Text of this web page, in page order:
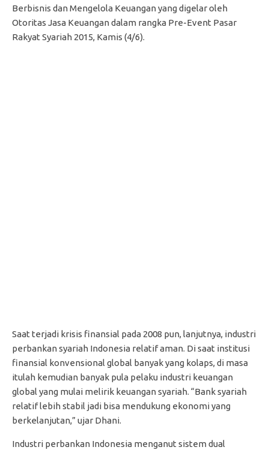
Berbisnis dan Mengelola Keuangan yang digelar oleh
Otoritas Jasa Keuangan dalam rangka Pre-Event Pasar
Rakyat Syariah 2015, Kamis (4/6).
Saat terjadi krisis finansial pada 2008 pun, lanjutnya, industri
perbankan syariah Indonesia relatif aman. Di saat institusi
finansial konvensional global banyak yang kolaps, di masa
itulah kemudian banyak pula pelaku industri keuangan
global yang mulai melirik keuangan syariah. “Bank syariah
relatif lebih stabil jadi bisa mendukung ekonomi yang
berkelanjutan,” ujar Dhani.
Industri perbankan Indonesia menganut sistem dual